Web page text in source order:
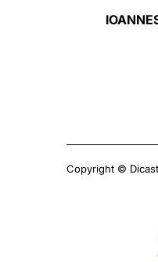
Copyright ©